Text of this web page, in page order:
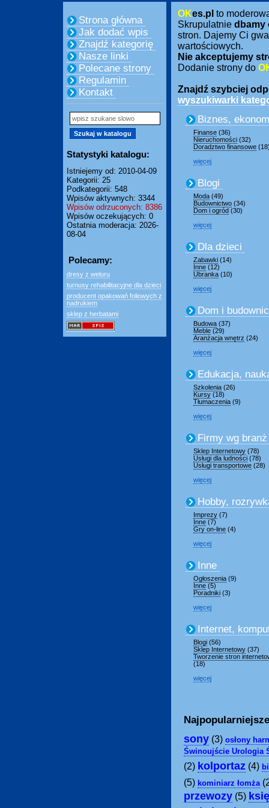
Strona główna
Jak dodać wpis
Znajdź kategorię
Nasze linki
Polecane strony
Regulamin
Kontakt
Statystyki katalogu:
Istniejemy od: 2010-04-09
Kategorii: 25
Podkategorii: 548
Wpisów aktywnych: 3344
Wpisów odrzuconych: 8386
Wpisów oczekujących: 0
Ostatnia moderacja: 2026-
08-04
Polecamy:
dresy z weluru
turnusy rehabilitacyjne dla dzieci
producent opakowań foliowych z
nadrukiem
sklep z herbatami
OKes.pl to
Skrupulatnie dbamy
stron. Dajemy Ci
wartościowych.
Nie akceptujemy
Dodanie strony do
Znajdź szybciej
wyszukiwarki
Biznes,
Finanse (36)
Nieruchomości (32)
Doradztwo finansowe
więcej
Blogi
Moda (49)
Budownictwo (34)
Dom i ogród (30)
więcej
Dla dzieci
Zabawki (14)
Inne (12)
Ubranka (10)
więcej
Dom i
Budowa (37)
Meble (29)
Aranżacja wnętrz (24)
więcej
Edukacja,
Szkolenia (26)
Kursy (18)
Tłumaczenia (9)
więcej
Firmy wg branż
Sklep Internetowy (78)
Usługi dla ludności (78)
Usługi transportowe (28)
więcej
Hobby,
Imprezy (7)
Inne (7)
Gry on-line (4)
więcej
Inne
Ogłoszenia (9)
Inne (5)
Poradniki (3)
więcej
Internet,
Blogi (56)
Sklep Internetowy (37)
Tworzenie stron
(18)
więcej
sony (3) osłony
Świnoujście Urologia
(2) kolportaz (4)
(5) kominiarz łomża
przewozy (5)